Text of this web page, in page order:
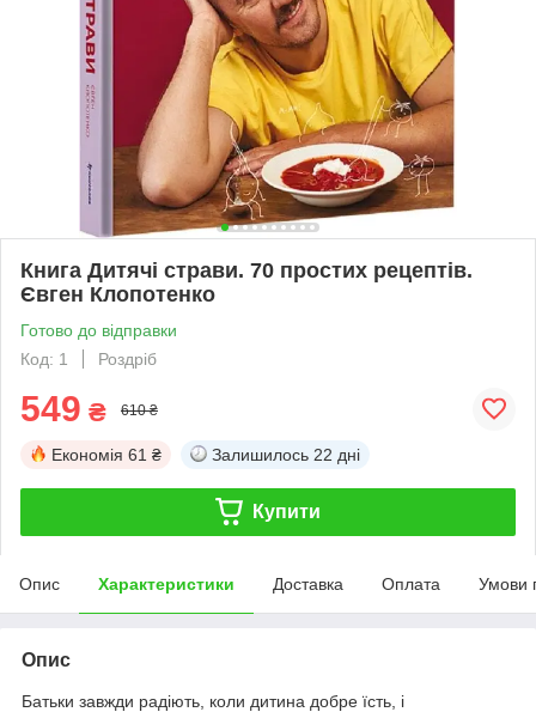
Книга Дитячі страви. 70 простих рецептів.
Євген Клопотенко
Готово до відправки
Код: 1
Роздріб
549 ₴ 610 ₴
Економія 61 ₴ Залишилось 22 дні
Купити
Опис Характеристики Доставка Оплата Умови
Опис
Батьки завжди радіють, коли дитина добре їсть, і